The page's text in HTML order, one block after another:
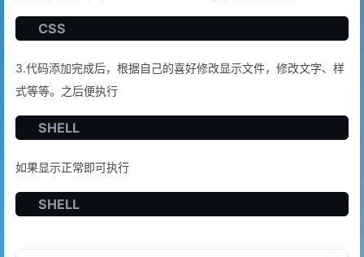
CSS
3.代码添加完成后，根据自己的喜好修改显示文件，修改文字、样
式等等。之后便执行
SHELL
如果显示正常即可执行
SHELL